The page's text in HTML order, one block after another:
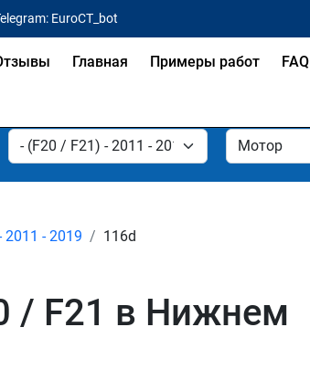
EuroCT_bot
Главная Примеры работ FAQ
2011 - 2019 116d
/ F21 в Нижнем